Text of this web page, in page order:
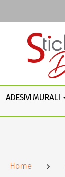
Home
ADESIVI MURALI